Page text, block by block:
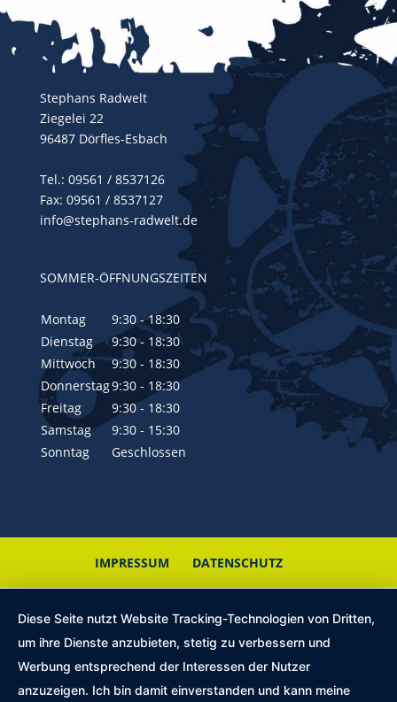
Stephans Radwelt
Ziegelei 22
96487 Dörfles-Esbach
Tel.: 09561 / 8537126
Fax: 09561 / 8537127
info@stephans-radwelt.de
SOMMER-ÖFFNUNGSZEITEN
Montag
9:30 - 18:30
Dienstag
9:30 - 18:30
Mittwoch
9:30 - 18:30
Donnerstag9:30 - 18:30
Freitag
9:30 - 18:30
Samstag
9:30 - 15:30
Sonntag
Geschlossen
IMPRESSUM DATENSCHUTZ
Diese Seite nutzt Website Tracking-Technologien von Dritten,
um ihre Dienste anzubieten, stetig zu verbessern und
Werbung entsprechend der Interessen der Nutzer
anzuzeigen. Ich bin damit einverstanden und kann meine